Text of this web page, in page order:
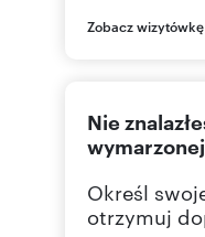
PL
Zobacz
Nie
Określ
otrzymuj